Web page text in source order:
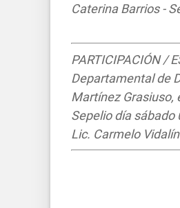
Caterina Barrios -
PARTICIPACIÓN /
Departamental de
Martínez Grasiuso,
Sepelio día sábado
Lic. Carmelo